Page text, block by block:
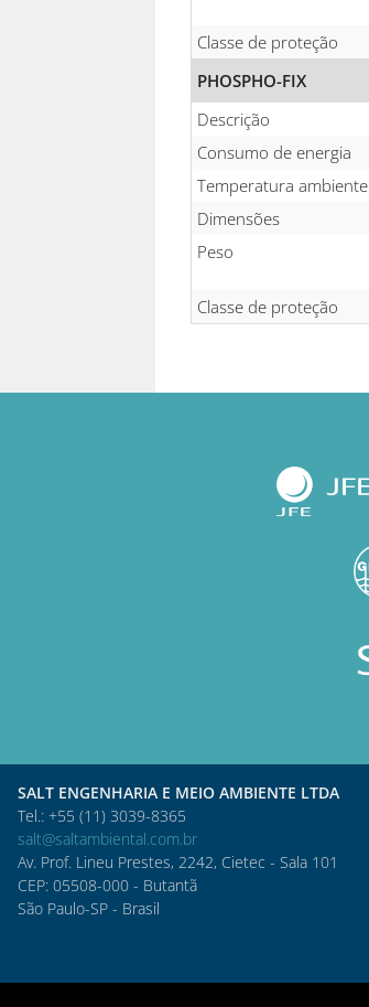
Classe de proteção
PHOSPHO-FIX
Descrição
Consumo de energia
Temperatura ambiente
Dimensões
Peso
Classe de proteção
SALT ENGENHARIA E MEIO AMBIENTE LTDA
Tel.: +55 (11) 3039-8365
salt@saltambiental.com.br
Av. Prof. Lineu Prestes, 2242, Cietec - Sala 101
CEP: 05508-000 - Butantã
São Paulo-SP - Brasil